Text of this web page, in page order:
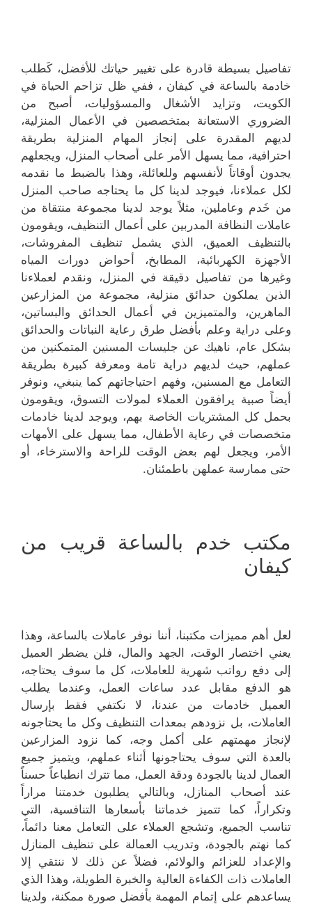
تفاصيل بسيطة قادرة على تغيير حياتك للأفضل، كَطلب
خادمة بالساعة في كيفان ، ففي ظل تزاحم الحياة في
الكويت، وتزايد الأشغال والمسؤوليات، أصبح من
الضروري الاستعانة بمتخصصين في الأعمال المنزلية،
لديهم المقدرة على إنجاز المهام المنزلية بطريقة
احترافية، مما يسهل الأمر على أصحاب المنزل، ويجعلهم
يجدون أوقاتاً لأنفسهم وللعائلة، وهذا بالضبط ما نقدمه
لكل عملاءنا، فيوجد لدينا كل ما يحتاجه صاحب المنزل
من خَدم وعاملين، مثلاً يوجد لدينا مجموعة منتقاة من
عاملات النظافة المدربين على أعمال التنظيف، ويقومون
بالتنظيف العميق، الذي يشمل تنظيف المفروشات،
الأجهزة الكهربائية، المطابخ، أحواض دورات المياه
وغيرها من تفاصيل دقيقة في المنزل، ونقدم لعملاءنا
الذين يملكون حدائق منزلية، مجموعة من المزارعين
الماهرين، والمتميزين في أعمال الحدائق والبساتين،
وعلى دراية وعلم بأفضل طرق رعاية النباتات والحدائق
بشكل عام، ناهيك عن جليسات المسنين المتمكنين من
عملهم، حيث لديهم دراية تامة ومعرفة كبيرة بطريقة
التعامل مع المسنين، وفهم احتياجاتهم كما ينبغي، ونوفر
أيضاً صبية يرافقون العملاء لمولات التسوق، ويقومون
بحمل كل المشتريات الخاصة بهم، ويوجد لدينا خادمات
متخصصات في رعاية الأطفال، مما يسهل على الأمهات
الأمر، ويجعل لهم بعض الوقت للراحة والاسترخاء، أو
حتى ممارسة عملهن باطمئنان.
مكتب خدم بالساعة قريب من
كيفان
لعل أهم مميزات مكتبنا، أننا نوفر عاملات بالساعة، وهذا
يعني اختصار الوقت، الجهد والمال، فلن يضطر العميل
إلى دفع رواتب شهرية للعاملات، كل ما سوف يحتاجه،
هو الدفع مقابل عدد ساعات العمل، وعندما يطلب
العميل خادمات من عندنا، لا نكتفي فقط بإرسال
العاملات، بل نزودهم بمعدات التنظيف وكل ما يحتاجونه
لإنجاز مهمتهم على أكمل وجه، كما نزود المزارعين
بالعدة التي سوف يحتاجونها أثناء عملهم، ويتميز جميع
العمال لدينا بالجودة ودقة العمل، مما تترك انطباعاً حسناً
عند أصحاب المنازل، وبالتالي يطلبون خدمتنا مراراً
وتكراراً، كما تتميز خدماتنا بأسعارها التنافسية، التي
تناسب الجميع، وتشجع العملاء على التعامل معنا دائماً،
كما نهتم بالجودة، وتدريب العمالة على تنظيف المنازل
والإعداد للعزائم والولائم، فضلاً عن ذلك لا ننتقي إلا
العاملات ذات الكفاءة العالية والخبرة الطويلة، وهذا الذي
يساعدهم على إتمام المهمة بأفضل صورة ممكنة، ولدينا